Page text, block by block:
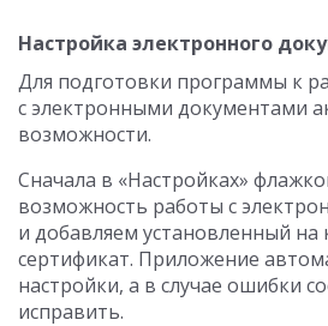
Настройка электронного
Для подготовки программы к
с электронными документами
возможности.
Сначала в «Настройках»
возможность работы с
и добавляем установленный
сертификат. Приложение
настройки, а в случае ошибки
исправить.